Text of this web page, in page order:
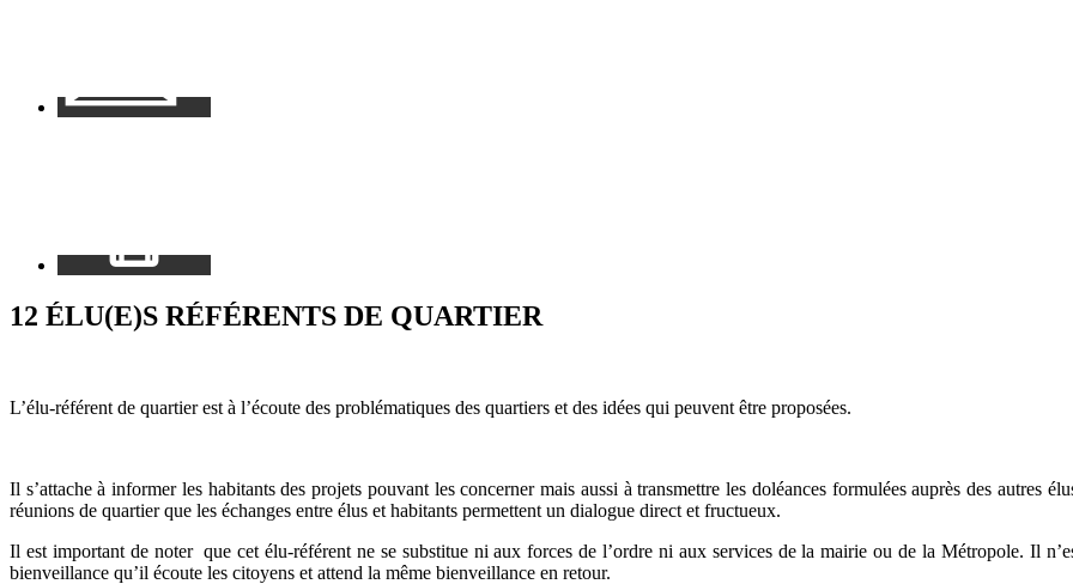
12 ÉLU(E)S RÉFÉRENTS DE QUARTIER
L’élu-référent de quartier est à l’écoute des problématiques des quartiers et des idées qui peuvent être proposées.
Il s’attache à informer les habitants des projets pouvant les concerner mais aussi à transmettre les doléances formulées auprès des autres
réunions de quartier que les échanges entre élus et habitants permettent un dialogue direct et fructueux.
Il est important de noter que cet élu-référent ne se substitue ni aux forces de l’ordre ni aux services de la mairie ou de la Métropole. Il
bienveillance qu’il écoute les citoyens et attend la même bienveillance en retour.